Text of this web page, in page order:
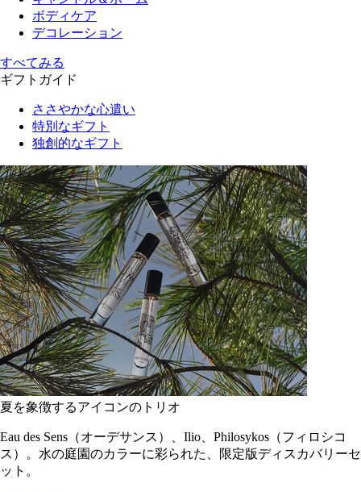
ボディケア
デコレーション
すべてみる
ギフトガイド
ささやかな心遣い
特別なギフト
独創的なギフト
夏を象徴するアイコンのトリオ
Eau des Sens（オーデサンス）、Ilio、Philosykos（フィロシコ
ス）。水の庭園のカラーに彩られた、限定版ディスカバリーセ
ット。